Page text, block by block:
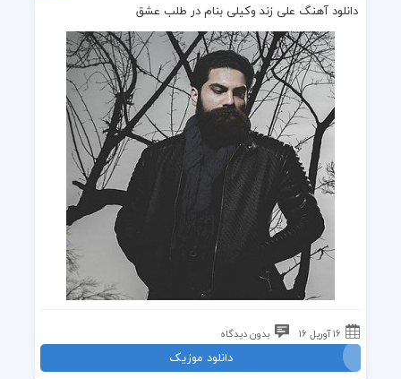
دانلود آهنگ علی زند وکیلی بنام در طلب عشق
16 آوریل 16 بدون دیدگاه
دانلود موزیک